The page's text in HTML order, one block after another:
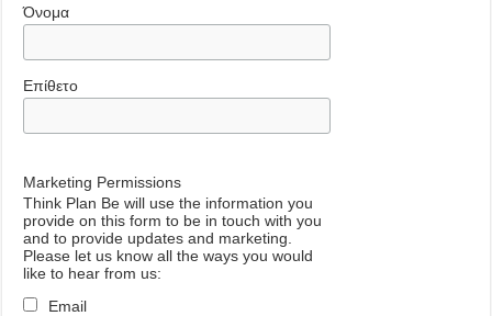
Όνομα
Επίθετο
Marketing Permissions
Think Plan Be will use the information you
provide on this form to be in touch with you
and to provide updates and marketing.
Please let us know all the ways you would
like to hear from us:
Email